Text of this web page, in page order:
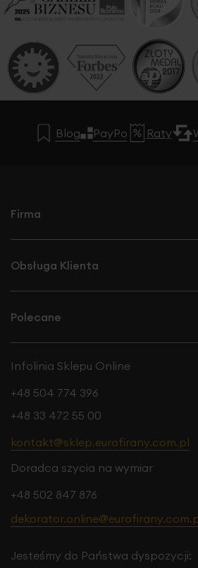
Blog PayPo Raty
Firma
Obsługa Klienta
Polecane
Infolinia Sklepu Online
+48 504 774 396
+48 33 472 55 00
kontakt@sklep.eurofirany.com.pl
Doradca szycia na wymiar
+48 502 847 876
Jesteśmy do Państwa dyspozycji: